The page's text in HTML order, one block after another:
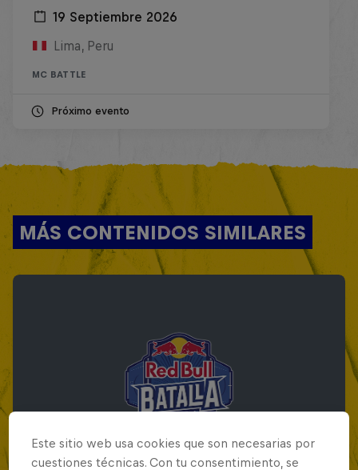
19 Septiembre 2026
Lima, Peru
MC BATTLE
Próximo evento
MÁS CONTENIDOS SIMILARES
Este sitio web usa cookies que son necesarias por
cuestiones técnicas. Con tu consentimiento, se